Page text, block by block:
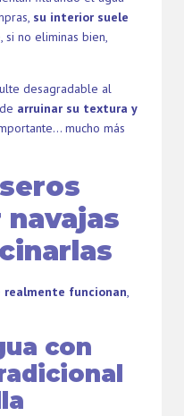
su interior suele
si no eliminas bien,
desagradable al
arruinar su textura y
mucho más
realmente funcionan
con